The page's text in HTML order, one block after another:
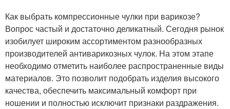
Как выбрать компрессионные чулки при варикозе?
Вопрос частый и достаточно деликатный. Сегодня рынок
изобилует широким ассортиментом разнообразных
производителей антиварикозных чулок. На этом этапе
необходимо отметить наиболее распространенные виды
материалов. Это позволит подобрать изделия высокого
качества, обеспечить максимальный комфорт при
ношении и полностью исключит признаки раздражения.